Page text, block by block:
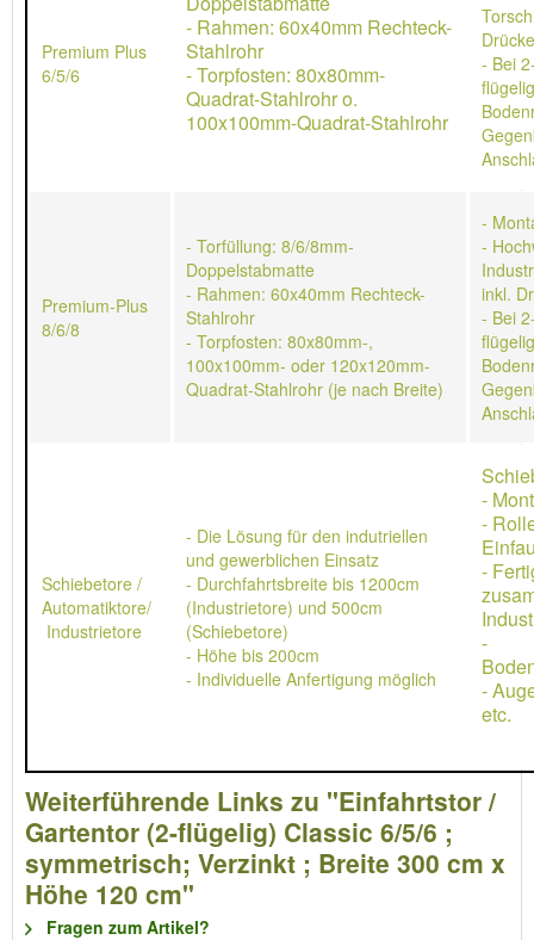
Premium Plus
6/5/6
- Rahmen: 60x40mm Rechteck-
Stahlrohr
- Torpfosten: 80x80mm-
Quadrat-Stahlrohr o.
100x100mm-Quadrat-Stahlrohr
- Bei
Premium-Plus
8/6/8
- Torfüllung: 8/6/8mm-
Doppelstabmatte
- Rahmen: 60x40mm Rechteck-
Stahlrohr
- Torpfosten: 80x80mm-,
100x100mm- oder 120x120mm-
Quadrat-Stahlrohr (je nach Breite)
-
-
inkl.
- Bei
Schiebetore /
Automatiktore/
Industrietore
- Die Lösung für den indutriellen
und gewerblichen Einsatz
- Durchfahrtsbreite bis 1200cm
(Industrietore) und 500cm
(Schiebetore)
- Höhe bis 200cm
- Individuelle Anfertigung möglich
-
-
-
-
-
etc.
Weiterführende Links zu "Einfahrtstor /
Gartentor (2-flügelig) Classic 6/5/6 ;
symmetrisch; Verzinkt ; Breite 300 cm x
Höhe 120 cm"
Fragen zum Artikel?